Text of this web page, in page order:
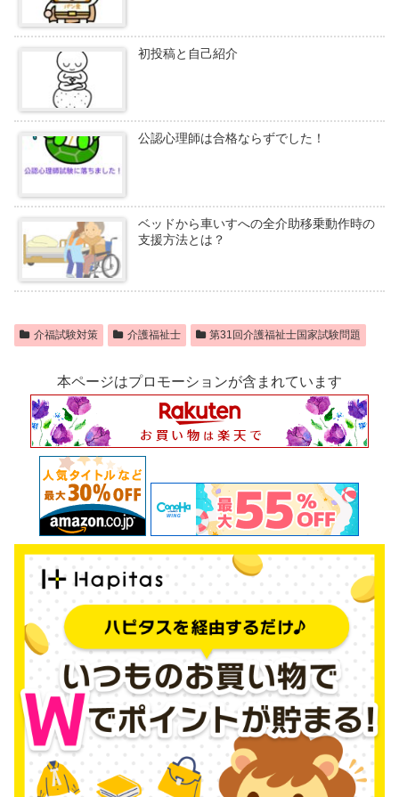
初投稿と自己紹介
公認心理師は合格ならずでした！
ベッドから車いすへの全介助移乗動作時の
支援方法とは？
介福試験対策 介護福祉士 第31回介護福祉士国家試験問題
本ページはプロモーションが含まれています